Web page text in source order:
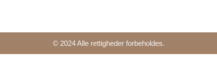
© 2024 Alle rettigheder forbeholdes.